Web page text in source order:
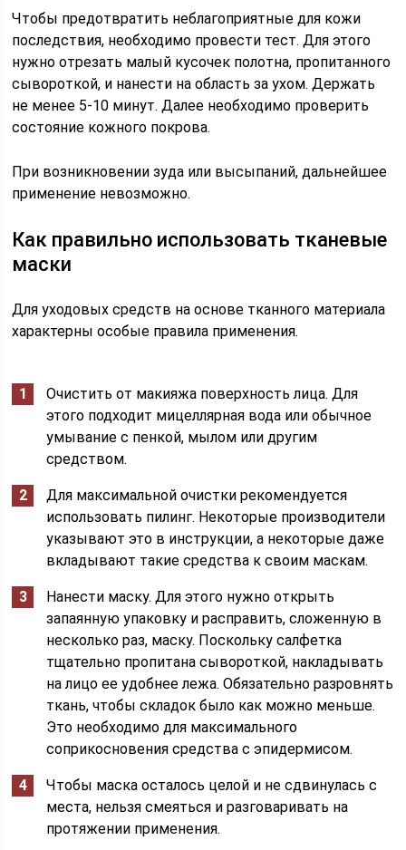
Чтобы предотвратить неблагоприятные для кожи
последствия, необходимо провести тест. Для этого
нужно отрезать малый кусочек полотна, пропитанного
сывороткой, и нанести на область за ухом. Держать
не менее 5-10 минут. Далее необходимо проверить
состояние кожного покрова.
При возникновении зуда или высыпаний, дальнейшее
применение невозможно.
Как правильно использовать тканевые
маски
Для уходовых средств на основе тканного материала
характерны особые правила применения.
Очистить от макияжа поверхность лица. Для
этого подходит мицеллярная вода или обычное
умывание с пенкой, мылом или другим
средством.
Для максимальной очистки рекомендуется
использовать пилинг. Некоторые производители
указывают это в инструкции, а некоторые даже
вкладывают такие средства к своим маскам.
Нанести маску. Для этого нужно открыть
запаянную упаковку и расправить, сложенную в
несколько раз, маску. Поскольку салфетка
тщательно пропитана сывороткой, накладывать
на лицо ее удобнее лежа. Обязательно разровнять
ткань, чтобы складок было как можно меньше.
Это необходимо для максимального
соприкосновения средства с эпидермисом.
Чтобы маска осталось целой и не сдвинулась с
места, нельзя смеяться и разговаривать на
протяжении применения.